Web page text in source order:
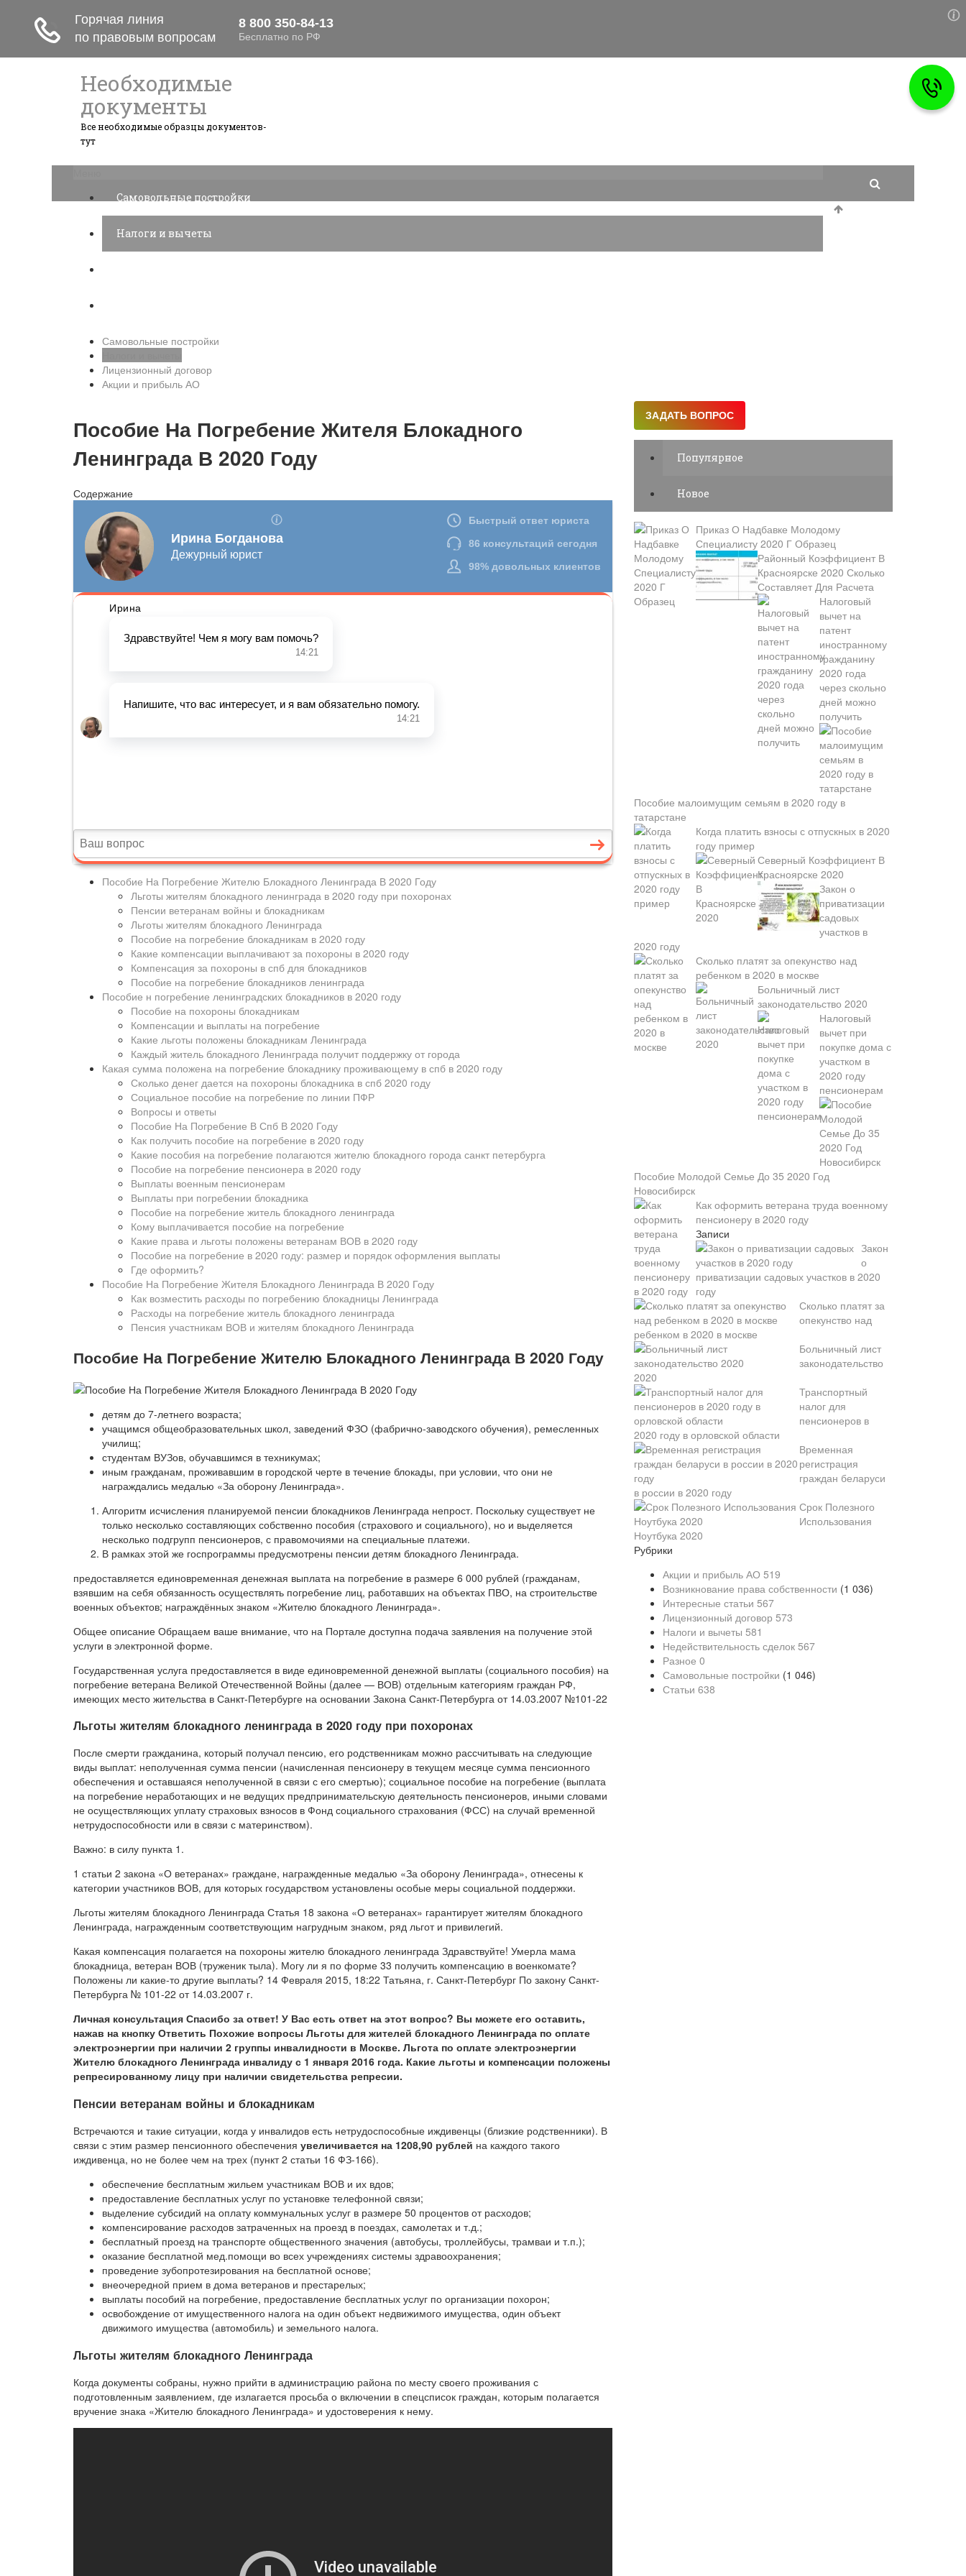
Необходимые
документы
Все необходимые образцы документов-
тут
Самовольные постройки
Налоги и вычеты
Самовольные постройки
Лицензионный договор
Акции и прибыль АО
Пособие На Погребение Жителя Блокадного
Ленинграда В 2020 Году
Содержание
Пособие На Погребение Жителю Блокадного Ленинграда В 2020 Году
Льготы жителям блокадного ленинграда в 2020 году при похоронах
Пенсии ветеранам войны и блокадникам
Льготы жителям блокадного Ленинграда
Пособие на погребение блокадникам в 2020 году
Какие компенсации выплачивают за похороны в 2020 году
Компенсация за похороны в спб для блокадников
Пособие на погребение блокадников ленинграда
Пособие н погребение ленинградских блокадников в 2020 году
Пособие на похороны блокадникам
Компенсации и выплаты на погребение
Какие льготы положены блокадникам Ленинграда
Каждый житель блокадного Ленинграда получит поддержку от города
Какая сумма положена на погребение блокаднику проживающему в спб в 2020 году
Сколько денег дается на похороны блокадника в спб 2020 году
Социальное пособие на погребение по линии ПФР
Вопросы и ответы
Пособие На Погребение В Спб В 2020 Году
Как получить пособие на погребение в 2020 году
Какие пособия на погребение полагаются жителю блокадного города санкт петербурга
Пособие на погребение пенсионера в 2020 году
Выплаты военным пенсионерам
Выплаты при погребении блокадника
Пособие на погребение житель блокадного ленинграда
Кому выплачивается пособие на погребение
Какие права и льготы положены ветеранам ВОВ в 2020 году
Пособие на погребение в 2020 году: размер и порядок оформления выплаты
Где оформить?
Пособие На Погребение Жителя Блокадного Ленинграда В 2020 Году
Как возместить расходы по погребению блокадницы Ленинграда
Расходы на погребение житель блокадного ленинграда
Пенсия участникам ВОВ и жителям блокадного Ленинграда
Пособие На Погребение Жителю Блокадного Ленинграда В 2020 Году
детям до 7-летнего возраста;
учащимся общеобразовательных школ, заведений ФЗО (фабрично-заводского обучения), ремесленных
училищ;
студентам ВУЗов, обучавшимся в техникумах;
иным гражданам, проживавшим в городской черте в течение блокады, при условии, что они не
награждались медалью «За оборону Ленинграда».
Алгоритм исчисления планируемой пенсии блокадников Ленинграда непрост. Поскольку существует не
только несколько составляющих собственно пособия (страхового и социального), но и выделяется
несколько подгрупп пенсионеров, с правомочиями на специальные платежи.
В рамках этой же госпрограммы предусмотрены пенсии детям блокадного Ленинграда.
предоставляется единовременная денежная выплата на погребение в размере 6 000 рублей (гражданам,
взявшим на себя обязанность осуществлять погребение лиц, работавших на объектах ПВО, на строительстве
военных объектов; награждённых знаком «Жителю блокадного Ленинграда».
Общее описание Обращаем ваше внимание, что на Портале доступна подача заявления на получение этой
услуги в электронной форме.
Государственная услуга предоставляется в виде единовременной денежной выплаты (социального пособия) на
погребение ветерана Великой Отечественной Войны (далее — ВОВ) отдельным категориям граждан РФ,
имеющих место жительства в Санкт-Петербурге на основании Закона Санкт-Петербурга от 14.03.2007 №101-22
Льготы жителям блокадного ленинграда в 2020 году при похоронах
После смерти гражданина, который получал пенсию, его родственникам можно рассчитывать на следующие
виды выплат: неполученная сумма пенсии (начисленная пенсионеру в текущем месяце сумма пенсионного
обеспечения и оставшаяся неполученной в связи с его смертью); социальное пособие на погребение (выплата
на погребение неработающих и не ведущих предпринимательскую деятельность пенсионеров, иными словами
не осуществляющих уплату страховых взносов в Фонд социального страхования (ФСС) на случай временной
нетрудоспособности или в связи с материнством).
Важно: в силу пункта 1.
1 статьи 2 закона «О ветеранах» граждане, награжденные медалью «За оборону Ленинграда», отнесены к
категории участников ВОВ, для которых государством установлены особые меры социальной поддержки.
Льготы жителям блокадного Ленинграда Статья 18 закона «О ветеранах» гарантирует жителям блокадного
Ленинграда, награжденным соответствующим нагрудным знаком, ряд льгот и привилегий.
Какая компенсация полагается на похороны жителю блокадного ленинграда Здравствуйте! Умерла мама
блокадница, ветеран ВОВ (труженик тыла). Могу ли я по форме 33 получить компенсацию в военкомате?
Положены ли какие-то другие выплаты? 14 Февраля 2015, 18:22 Татьяна, г. Санкт-Петербург По закону Санкт-
Петербурга № 101-22 от 14.03.2007 г.
Личная консультация Спасибо за ответ! У Вас есть ответ на этот вопрос? Вы можете его оставить,
нажав на кнопку Ответить Похожие вопросы Льготы для жителей блокадного Ленинграда по оплате
электроэнергии при наличии 2 группы инвалидности в Москве. Льгота по оплате электроэнергии
Жителю блокадного Ленинграда инвалиду с 1 января 2016 года. Какие льготы и компенсации положены
репресированному лицу при наличии свидетельства репресии.
Пенсии ветеранам войны и блокадникам
Встречаются и такие ситуации, когда у инвалидов есть нетрудоспособные иждивенцы (близкие родственники). В
связи с этим размер пенсионного обеспечения увеличивается на 1208,90 рублей на каждого такого
иждивенца, но не более чем на трех (пункт 2 статьи 16 ФЗ-166).
обеспечение бесплатным жильем участникам ВОВ и их вдов;
предоставление бесплатных услуг по установке телефонной связи;
выделение субсидий на оплату коммунальных услуг в размере 50 процентов от расходов;
компенсирование расходов затраченных на проезд в поездах, самолетах и т.д.;
бесплатный проезд на транспорте общественного значения (автобусы, троллейбусы, трамваи и т.п.);
оказание бесплатной мед.помощи во всех учреждениях системы здравоохранения;
проведение зубопротезирования на бесплатной основе;
внеочередной прием в дома ветеранов и престарелых;
выплаты пособий на погребение, предоставление бесплатных услуг по организации похорон;
освобождение от имущественного налога на один объект недвижимого имущества, один объект
движимого имущества (автомобиль) и земельного налога.
Льготы жителям блокадного Ленинграда
Когда документы собраны, нужно прийти в администрацию района по месту своего проживания с
подготовленным заявлением, где излагается просьба о включении в спецсписок граждан, которым полагается
вручение знака «Жителю блокадного Ленинграда» и удостоверения к нему.
Популярное
Новое
Приказ О Надбавке Молодому
Специалисту 2020 Г Образец
Районный Коэффициент В
Красноярске 2020 Сколько
Составляет Для Расчета
Налоговый
вычет на
патент
иностранному
гражданину
2020 года
через скольно
дней можно
получить
Пособие малоимущим семьям в 2020 году в
татарстане
Когда платить взносы с отпускных в 2020
году пример
Северный Коэффициент В
Красноярске 2020
Закон о
приватизации
садовых
участков в
2020 году
Сколько платят за опекунство над
ребенком в 2020 в москве
Больничный лист
законодательство 2020
Налоговый
вычет при
покупке дома с
участком в
2020 году
пенсионерам
Пособие Молодой Семье До 35 2020 Год
Новосибирск
Как оформить ветерана труда военному
пенсионеру в 2020 году
Записи
Закон
о
приватизации садовых участков в 2020
году
Сколько платят за
опекунство над
ребенком в 2020 в москве
Больничный лист
законодательство
2020
Транспортный
налог для
пенсионеров в
2020 году в орловской области
Временная
регистрация
граждан беларуси
в россии в 2020 году
Срок Полезного
Использования
Ноутбука 2020
Рубрики
Акции и прибыль АО 519
Возникнование права собственности (1 036)
Интересные статьи 567
Лицензионный договор 573
Налоги и вычеты 581
Недействительность сделок 567
Разное 0
Самовольные постройки (1 046)
Статьи 638